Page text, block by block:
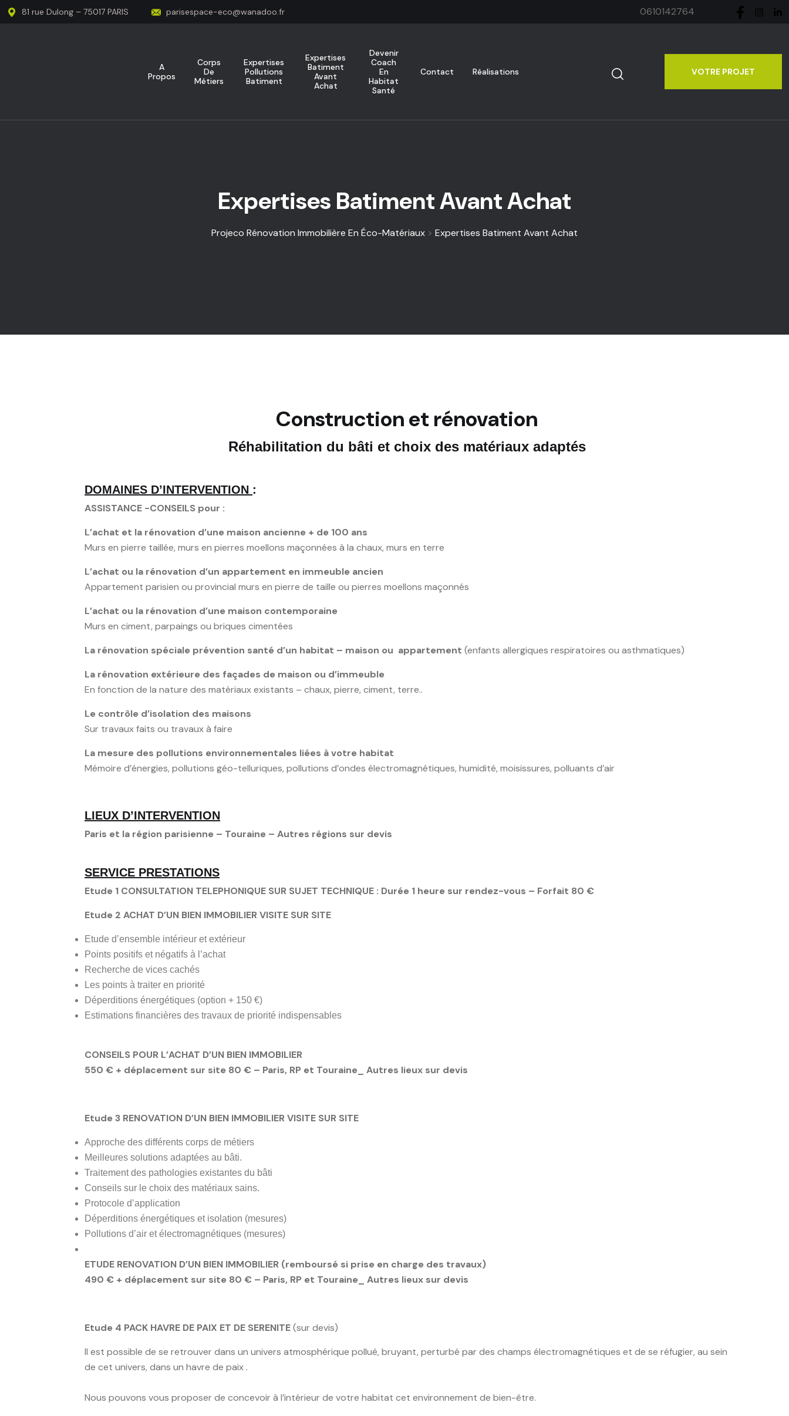
81 rue Dulong – 75017 PARIS parisespace-eco@wanadoo.fr 0610142764
A
Propos
Corps
De
Métiers
Expertises
Pollutions
Batiment
Expertises
Batiment
Avant
Achat
Devenir
Coach
En
Habitat
Santé
Contact Réalisations VOTRE PROJET
Expertises Batiment Avant Achat
Projeco Rénovation Immobilière En Éco-Matériaux > Expertises Batiment Avant Achat
Construction et rénovation
Réhabilitation du bâti et choix des matériaux adaptés
DOMAINES D’INTERVENTION :
ASSISTANCE -CONSEILS pour :
L’achat et la rénovation d’une maison ancienne + de 100 ans
Murs en pierre taillée, murs en pierres moellons maçonnées à la chaux, murs en terre
L’achat ou la rénovation d’un appartement en immeuble ancien
Appartement parisien ou provincial murs en pierre de taille ou pierres moellons maçonnés
L’achat ou la rénovation d’une maison contemporaine
Murs en ciment, parpaings ou briques cimentées
La rénovation spéciale prévention santé d’un habitat – maison ou appartement (enfants allergiques respiratoires ou asthmatiques)
La rénovation extérieure des façades de maison ou d’immeuble
En fonction de la nature des matériaux existants – chaux, pierre, ciment, terre..
Le contrôle d’isolation des maisons
Sur travaux faits ou travaux à faire
La mesure des pollutions environnementales liées à votre habitat
Mémoire d’énergies, pollutions géo-telluriques, pollutions d’ondes électromagnétiques, humidité, moisissures, polluants d’air
LIEUX D’INTERVENTION
Paris et la région parisienne – Touraine – Autres régions sur devis
SERVICE PRESTATIONS
Etude 1 CONSULTATION TELEPHONIQUE SUR SUJET TECHNIQUE : Durée 1 heure sur rendez-vous – Forfait 80 €
Etude 2 ACHAT D’UN BIEN IMMOBILIER VISITE SUR SITE
Etude d’ensemble intérieur et extérieur
Points positifs et négatifs à l’achat
Recherche de vices cachés
Les points à traiter en priorité
Déperditions énergétiques (option + 150 €)
Estimations financières des travaux de priorité indispensables
CONSEILS POUR L’ACHAT D’UN BIEN IMMOBILIER
550 € + déplacement sur site 80 € – Paris, RP et Touraine_ Autres lieux sur devis
Etude 3 RENOVATION D’UN BIEN IMMOBILIER VISITE SUR SITE
Approche des différents corps de métiers
Meilleures solutions adaptées au bâti.
Traitement des pathologies existantes du bâti
Conseils sur le choix des matériaux sains.
Protocole d’application
Déperditions énergétiques et isolation (mesures)
Pollutions d’air et électromagnétiques (mesures)
ETUDE RENOVATION D’UN BIEN IMMOBILIER (remboursé si prise en charge des travaux)
490 € + déplacement sur site 80 € – Paris, RP et Touraine_ Autres lieux sur devis
Etude 4 PACK HAVRE DE PAIX ET DE SERENITE(sur devis)
Il est possible de se retrouver dans un univers atmosphérique pollué, bruyant, perturbé par des champs électromagnétiques et de se réfugier, au sein
de cet univers, dans un havre de paix .
Nous pouvons vous proposer de concevoir à l’intérieur de votre habitat cet environnement de bien-être.